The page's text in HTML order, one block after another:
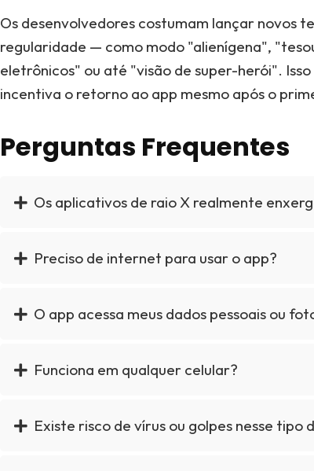
Os desenvolvedores costumam lançar novos
regularidade — como modo "alienígena",
eletrônicos" ou até "visão de super-herói".
incentiva o retorno ao app mesmo após o
Perguntas Frequentes
Os aplicativos de raio X realmente
Preciso de internet para usar o app?
O app acessa meus dados pessoais ou
Funciona em qualquer celular?
Existe risco de vírus ou golpes nesse tipo